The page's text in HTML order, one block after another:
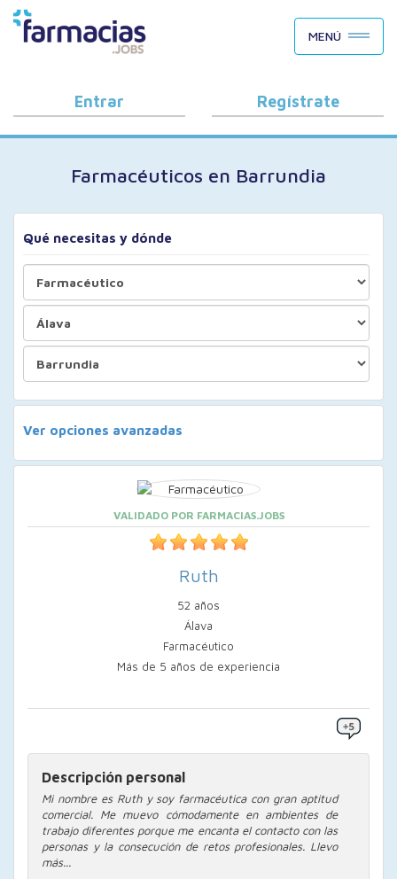
BUSCAR CANDIDATOS
OFERTAS DE EMPLEO
COMO FUNCIONA
PORQUÉ FARMACIAS.JOBS
MENÚ
Entrar Regístrate
Farmacéuticos en Barrundia
Qué necesitas y dónde
Ver opciones avanzadas
VALIDADO POR FARMACIAS.JOBS
Ruth
52 años
Álava
Farmacéutico
Más de 5 años de experiencia
Descripción personal
Mi nombre es Ruth y soy farmacéutica con gran aptitud
comercial. Me muevo cómodamente en ambientes de
trabajo diferentes porque me encanta el contacto con las
personas y la consecución de retos profesionales. Llevo
más...